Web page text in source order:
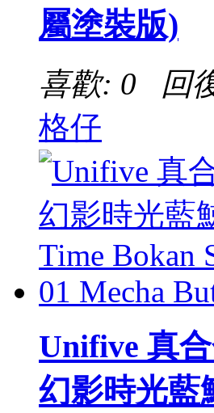
屬塗裝版)
喜歡: 0 回
格仔
Unifive 真
幻影時光藍